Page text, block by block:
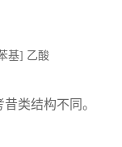
基] 乙酸
类结构不同。